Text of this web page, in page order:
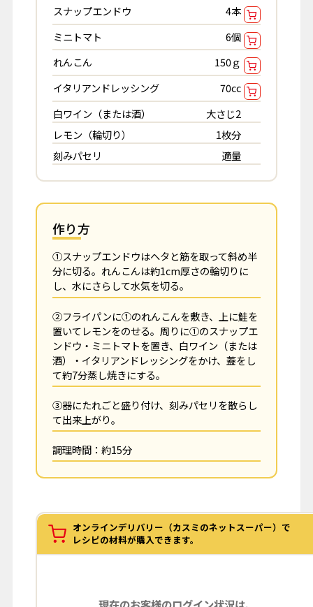
スナップエンドウ
4本
ミニトマト
6個
れんこん
150ｇ
イタリアンドレッシング
70cc
白ワイン（または酒）
大さじ2
レモン（輪切り）
1枚分
刻みパセリ
適量
作り方
①スナップエンドウはヘタと筋を取って斜め半
分に切る。れんこんは約1cm厚さの輪切りに
し、水にさらして水気を切る。
②フライパンに①のれんこんを敷き、上に鮭を
置いてレモンをのせる。周りに①のスナップエ
ンドウ・ミニトマトを置き、白ワイン（または
酒）・イタリアンドレッシングをかけ、蓋をし
て約7分蒸し焼きにする。
③器にたれごと盛り付け、刻みパセリを散らし
て出来上がり。
調理時間：約15分
オンラインデリバリー（カスミのネットスーパー）で
レシピの材料が購入できます。